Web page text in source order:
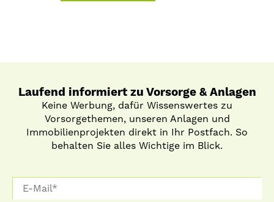
Laufend informiert zu Vorsorge & Anlagen
Keine Werbung, dafür Wissenswertes zu
Vorsorgethemen, unseren Anlagen und
Immobilienprojekten direkt in Ihr Postfach. So
behalten Sie alles Wichtige im Blick.